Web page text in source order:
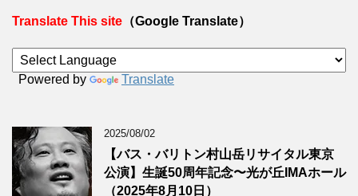
Translate This site （Google Translate）
Powered by Translate
2025/08/02
【バス・バリトン村山岳リサイタル東京
公演】生誕50周年記念〜光が丘IMAホール
（2025年8月10日）